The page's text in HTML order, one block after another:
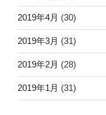
2019年4月 (30)
2019年3月 (31)
2019年2月 (28)
2019年1月 (31)